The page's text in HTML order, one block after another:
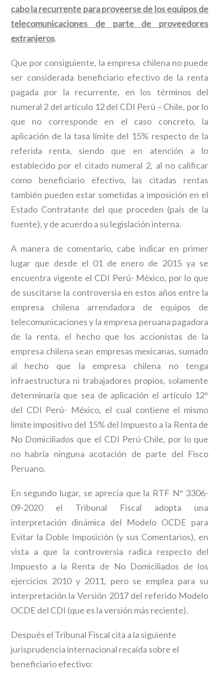
cabo la recurrente para proveerse de los equipos de
telecomunicaciones de parte de proveedores
extranjeros.
Que por consiguiente, la empresa chilena no puede
ser considerada beneficiario efectivo de la renta
pagada por la recurrente, en los términos del
numeral 2 del artículo 12 del CDI Perú – Chile, por lo
que no corresponde en el caso concreto, la
aplicación de la tasa límite del 15% respecto de la
referida renta, siendo que en atención a lo
establecido por el citado numeral 2, al no calificar
como beneficiario efectivo, las citadas rentas
también pueden estar sometidas a imposición en el
Estado Contratante del que proceden (país de la
fuente), y de acuerdo a su legislación interna.
A manera de comentario, cabe indicar en primer
lugar que desde el 01 de enero de 2015 ya se
encuentra vigente el CDI Perú- México, por lo que
de suscitarse la controversia en estos años entre la
empresa chilena arrendadora de equipos de
telecomunicaciones y la empresa peruana pagadora
de la renta, el hecho que los accionistas de la
empresa chilena sean empresas mexicanas, sumado
al hecho que la empresa chilena no tenga
infraestructura ni trabajadores propios, solamente
determinaría que sea de aplicación el artículo 12°
del CDI Perú- México, el cual contiene el mismo
límite impositivo del 15% del Impuesto a la Renta de
No Domiciliados que el CDI Perú-Chile, por lo que
no habría ninguna acotación de parte del Fisco
Peruano.
En segundo lugar, se aprecia que la RTF N° 3306-
09-2020 el Tribunal Fiscal adopta una
interpretación dinámica del Modelo OCDE para
Evitar la Doble Imposición (y sus Comentarios), en
vista a que la controversia radica respecto del
Impuesto a la Renta de No Domiciliados de los
ejercicios 2010 y 2011, pero se emplea para su
interpretación la Versión 2017 del referido Modelo
OCDE del CDI (que es la versión más reciente).
Después el Tribunal Fiscal cita a la siguiente
jurisprudencia internacional recaída sobre el
beneficiario efectivo: